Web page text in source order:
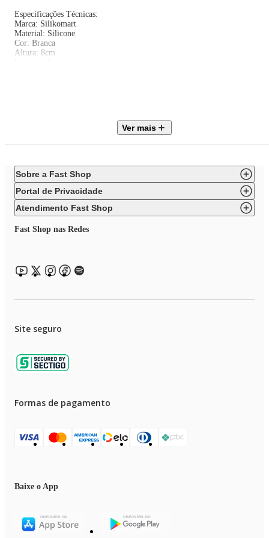
Especificações Técnicas:
Marca: Silikomart
Material: Silicone
Cor: Branca
Altura: 8cm
Ver mais
Sobre a Fast Shop
Portal de Privacidade
Atendimento Fast Shop
Fast Shop nas Redes
Site seguro
Formas de pagamento
Baixe o App